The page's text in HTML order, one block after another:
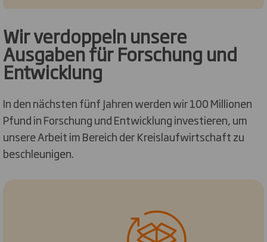
Wir verdoppeln unsere
Ausgaben für Forschung und
Entwicklung
In den nächsten fünf Jahren werden wir 100 Millionen
Pfund in Forschung und Entwicklung investieren, um
unsere Arbeit im Bereich der Kreislaufwirtschaft zu
beschleunigen.